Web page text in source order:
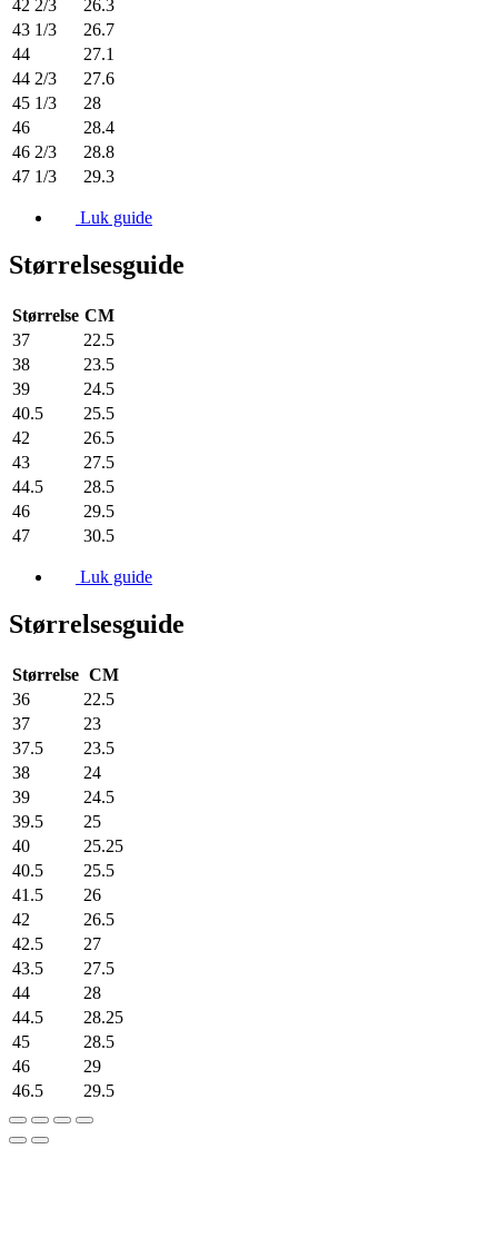
42 2/3
26.3
43 1/3
26.7
44
27.1
44 2/3
27.6
45 1/3
28
46
28.4
46 2/3
28.8
47 1/3
29.3
Luk guide
Størrelsesguide
Størrelse CM
37
22.5
38
23.5
39
24.5
40.5
25.5
42
26.5
43
27.5
44.5
28.5
46
29.5
47
30.5
Luk guide
Størrelsesguide
Størrelse CM
36
22.5
37
23
37.5
23.5
38
24
39
24.5
39.5
25
40
25.25
40.5
25.5
41.5
26
42
26.5
42.5
27
43.5
27.5
44
28
44.5
28.25
45
28.5
46
29
46.5
29.5